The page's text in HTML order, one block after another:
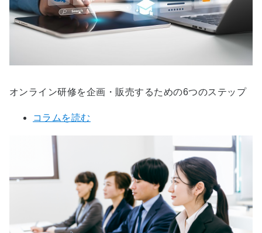
オンライン研修を企画・販売するための6つのステップ
コラムを読む